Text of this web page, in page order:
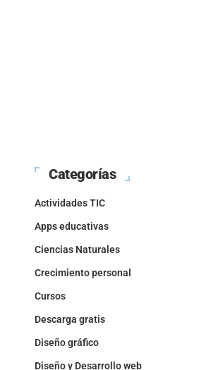
Categorías
Actividades TIC
Apps educativas
Ciencias Naturales
Crecimiento personal
Cursos
Descarga gratis
Diseño gráfico
Diseño y Desarrollo web